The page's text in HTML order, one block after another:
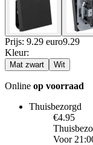
Prijs: 9.29 euro9.29
Kleur:
Mat zwart Wit
Online op voorraad
Thuisbezorgd
€4.95
Voor